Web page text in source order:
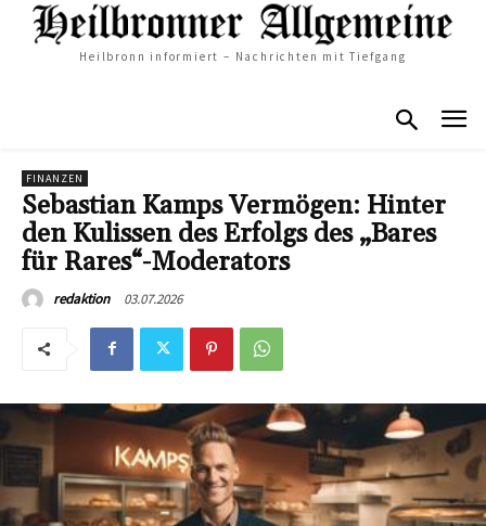
Heilbronn informiert – Nachrichten mit Tiefgang
FINANZEN
Sebastian Kamps Vermögen: Hinter
den Kulissen des Erfolgs des „Bares
für Rares“-Moderators
redaktion 03.07.2026